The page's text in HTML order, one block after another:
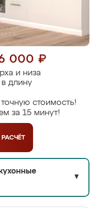
000 ₽
и низа
в длину
стоимость!
за 15 минут!
РАСЧЁТ
▼